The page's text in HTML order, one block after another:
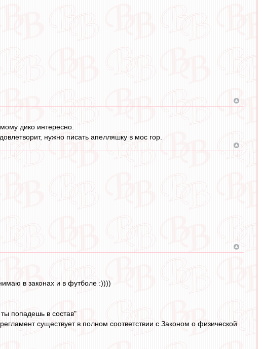
дико интересно.
нужно писать апелляшку в мос гор.
в законах и в футболе :))))
попадешь в состав"
существует в полном соответствии с Законом о физической